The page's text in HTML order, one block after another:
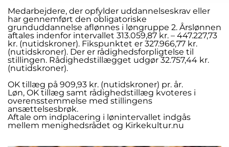
Medarbejdere, der opfylder uddannelseskrav eller
har gennemført den obligatoriske
grunduddannelse aflønnes i løngruppe 2. Årslønnen
aftales indenfor intervallet 313.059,87 kr. – 447.227,73
kr. (nutidskroner). Fikspunktet er 327.966,77 kr.
(nutidskroner). Der er rådighedsforpligtelse til
stillingen. Rådighedstillægget udgør 32.757,44 kr.
(nutidskroner).
OK tillæg på 909,93 kr. (nutidskroner) pr. år.
Løn, OK tillæg samt rådighedstillæg kvoteres i
overensstemmelse med stillingens
ansættelsesbrøk.
Aftale om indplacering i lønintervallet indgås
mellem menighedsrådet og Kirkekultur.nu